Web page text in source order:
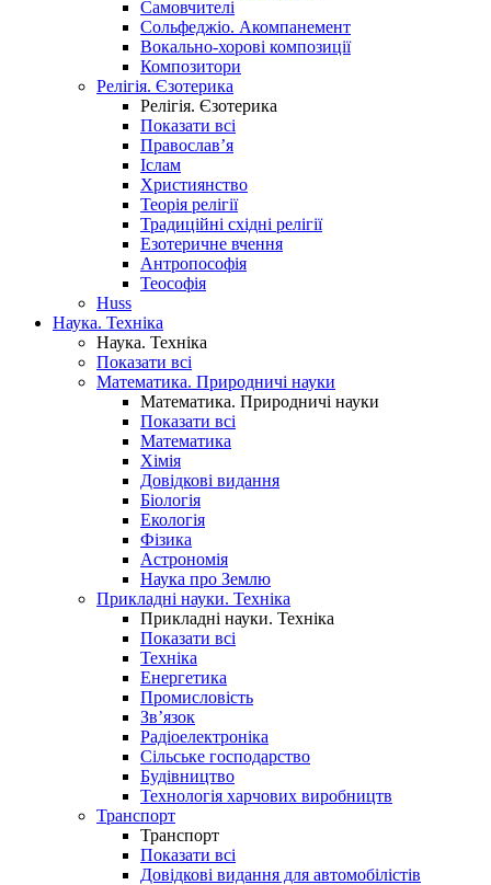
Самовчителі
Сольфеджіо. Акомпанемент
Вокально-хорові композиції
Композитори
Релігія. Єзотерика
Релігія. Єзотерика
Показати всі
Православ’я
Іслам
Християнство
Теорія релігії
Традиційні східні релігії
Езотеричне вчення
Антропософія
Теософія
Huss
Наука. Техніка
Наука. Техніка
Показати всі
Математика. Природничі науки
Математика. Природничі науки
Показати всі
Математика
Хімія
Довідкові видання
Біологія
Екологія
Фізика
Астрономія
Наука про Землю
Прикладні науки. Техніка
Прикладні науки. Техніка
Показати всі
Техніка
Енергетика
Промисловість
Зв’язок
Радіоелектроніка
Сільське господарство
Будівництво
Технологія харчових виробництв
Транспорт
Транспорт
Показати всі
Довідкові видання для автомобілістів